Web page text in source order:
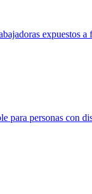
expuestos
para personas